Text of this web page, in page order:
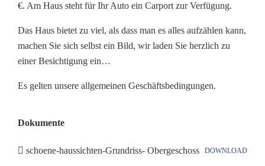
€. Am Haus steht für Ihr Auto ein Carport zur Verfügung.
Das Haus bietet zu viel, als dass man es alles aufzählen kann,
machen Sie sich selbst ein Bild, wir laden Sie herzlich zu
einer Besichtigung ein…
Es gelten unsere allgemeinen Geschäftsbedingungen.
Dokumente
schoene-haussichten-Grundriss- Obergeschoss DOWNLOAD